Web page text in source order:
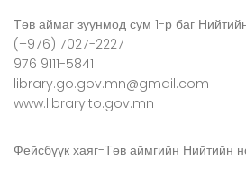
Төв аймаг зуунмод сум 1-р баг
(+976) 7027-2227
976 9111-5841
library.go.gov.mn@gmail.com
www.library.to.gov.mn
Фейсбүүк хаяг-Төв аймгийн Нийтийн